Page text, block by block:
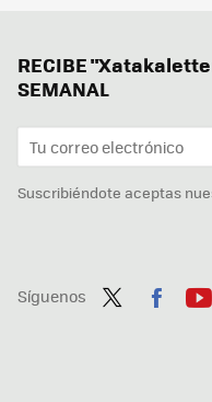
RECIBE
SEMANAL
Suscribiéndote aceptas
Síguenos